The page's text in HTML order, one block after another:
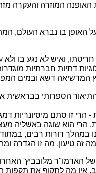
המוזרה והעקרה
בו נברא העולם,
ואיש לא נגע בו
דתיות חברתיות
המדשיאה דשא ובמים
הספרותי בבראשית
הרי הוא שוגה באשליה
במהלך דורות רבים,
טיעון, מה זו הגדרה
האדמו"ר מלובביץ'
אין מה לתקוף את תקפות